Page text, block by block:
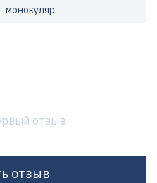
монокуляр
отзыв
отзыв